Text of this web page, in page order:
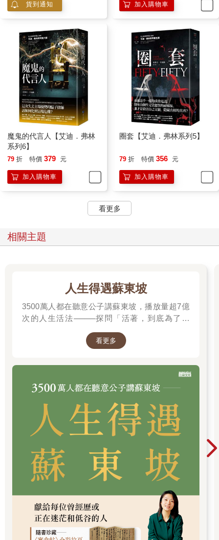
貨到通知 加入購物車
魔鬼的代言人【艾迪．弗林
系列6】
79 折 特價 379 元
加入購物車
圈套【艾迪．弗林系列5】
79 折 特價 356 元
加入購物車
看更多
相關主題
人生得遇蘇東坡
3500萬人都在聽意公子講蘇東坡，播放量超7億
次的人生活法────探問「活著，到底為了什
看更多